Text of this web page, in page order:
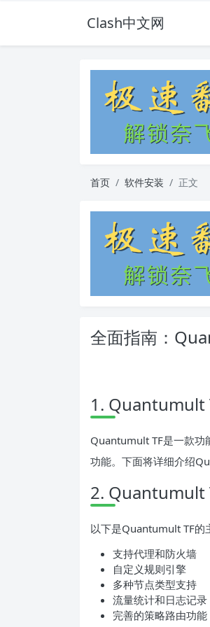
Clash中文网
首页 软件安装 正文
全面指南：
1. Quantumult
Quantumult TF是一款功
功能。下面将详细介绍
2. Quantumult
以下是Quantumult TF的
支持代理和防火墙
自定义规则引擎
多种节点类型支持
流量统计和日志记录
完善的策略路由功能